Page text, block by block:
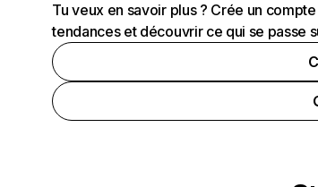
Tu veux en savoir plus ? Crée un
tendances et découvrir ce qui se passe